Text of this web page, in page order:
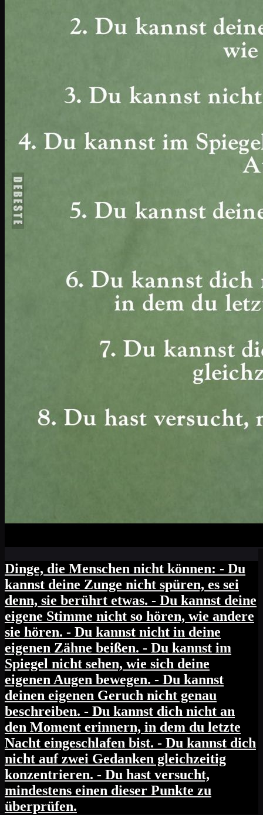
Dinge, die Menschen nicht können: - Du
kannst deine Zunge nicht spüren, es sei
denn, sie berührt etwas. - Du kannst deine
eigene Stimme nicht so hören, wie andere
sie hören. - Du kannst nicht in deine
eigenen Zähne beißen. - Du kannst im
Spiegel nicht sehen, wie sich deine
eigenen Augen bewegen. - Du kannst
deinen eigenen Geruch nicht genau
beschreiben. - Du kannst dich nicht an
den Moment erinnern, in dem du letzte
Nacht eingeschlafen bist. - Du kannst dich
nicht auf zwei Gedanken gleichzeitig
konzentrieren. - Du hast versucht,
mindestens einen dieser Punkte zu
überprüfen.